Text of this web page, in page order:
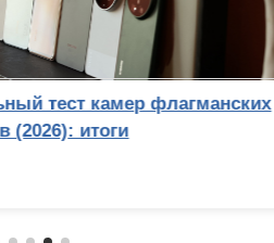
камер флагманских
итоги